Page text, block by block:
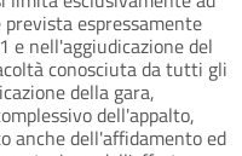
espressamente
e nell'aggiudicazione del
conosciuta da tutti gli
della gara,
dell'appalto,
anche dell'affidamento ed